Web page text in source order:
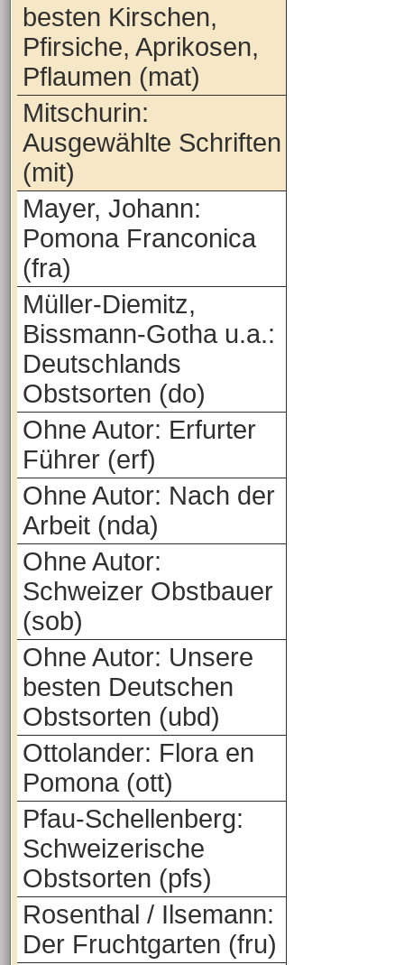
besten Kirschen,
Pfirsiche, Aprikosen,
Pflaumen (mat)
Mitschurin:
Ausgewählte Schriften
(mit)
Mayer, Johann:
Pomona Franconica
(fra)
Müller-Diemitz,
Bissmann-Gotha u.a.:
Deutschlands
Obstsorten (do)
Ohne Autor: Erfurter
Führer (erf)
Ohne Autor: Nach der
Arbeit (nda)
Ohne Autor:
Schweizer Obstbauer
(sob)
Ohne Autor: Unsere
besten Deutschen
Obstsorten (ubd)
Ottolander: Flora en
Pomona (ott)
Pfau-Schellenberg:
Schweizerische
Obstsorten (pfs)
Rosenthal / Ilsemann:
Der Fruchtgarten (fru)